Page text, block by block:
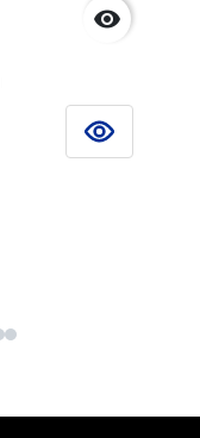

SIEHE